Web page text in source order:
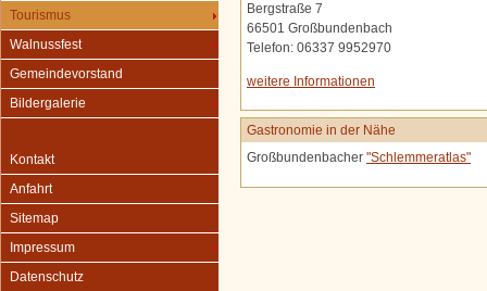
Tourismus
Walnussfest
Gemeindevorstand
Bildergalerie
Kontakt
Anfahrt
Sitemap
Impressum
Datenschutz
Bergstraße 7
66501 Großbundenbach
Telefon: 06337 9952970
weitere Informationen
Gastronomie in der Nähe
Großbundenbacher "Schlemmeratlas"